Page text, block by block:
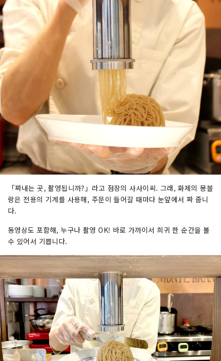
「짜내는 곳, 촬영됩니까?」라고 점장의 사사이씨. 그래, 화제의 몽블
랑은 전용의 기계를 사용해, 주문이 들어갈 때마다 눈앞에서 짜 줍니
다.
동영상도 포함해, 누구나 촬영 OK! 바로 가까이서 희귀 한 순간을 볼
수 있어서 기쁩니다.